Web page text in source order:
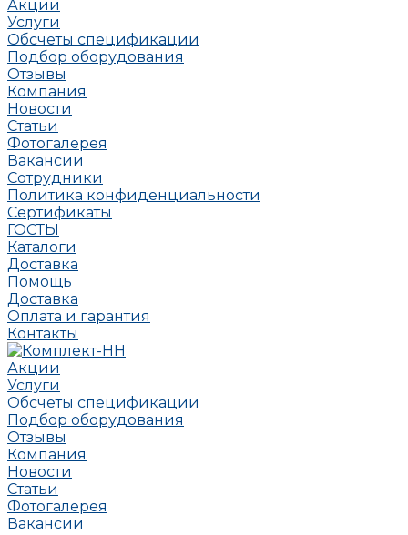
Акции
Услуги
Обсчеты спецификации
Подбор оборудования
Отзывы
Компания
Новости
Статьи
Фотогалерея
Вакансии
Сотрудники
Политика конфиденциальности
Сертификаты
ГОСТЫ
Каталоги
Доставка
Помощь
Доставка
Оплата и гарантия
Контакты
Акции
Услуги
Обсчеты спецификации
Подбор оборудования
Отзывы
Компания
Новости
Статьи
Фотогалерея
Вакансии